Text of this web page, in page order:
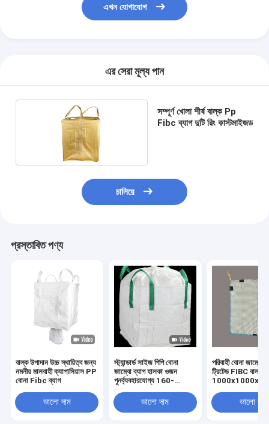
এখন যোগাযোগ
এর সেরা মূল্য পান
সম্পূর্ণ খোলা শীর্ষ বাল্ক Pp
Fibc ব্যাগ দুটি রিং কাস্টমাইজড
চালিয়ে
প্রস্তাবিত পণ্য
বাল্ক উপাদান উচ্চ স্থায়িত্ব জন্য
নমনীয় মালবাহী ক্যাপাসিয়াস PP
বোনা Fibc ব্যাগ
ভালো দাম
স্ট্যান্ডার্ড সাইজ পিপি বোনা
জাম্বো ব্যাগ হালকা ওজন
পুনর্ব্যবহারযোগ্য 160-
ভালো দাম
পরিবাহী বোনা জাম্বো
ট্রিটেড FIBC বাল্ক
ভালো দাম